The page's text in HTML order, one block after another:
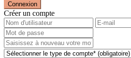
Connexion
Créer un compte